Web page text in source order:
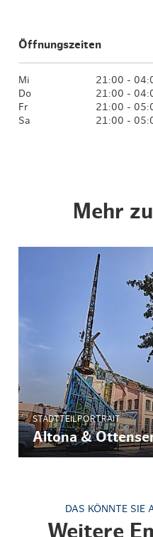
Öffnungszeiten
Mi
21:00 -
Do
21:00 -
Fr
21:00 -
Sa
21:00 -
Mehr
STADTTEILPORTRAIT
Altona &
DAS KÖNNTE SIE
Weitere